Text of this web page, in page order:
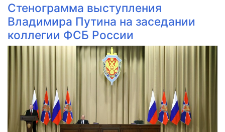
Стенограмма выступления
Владимира Путина на заседании
коллегии ФСБ России